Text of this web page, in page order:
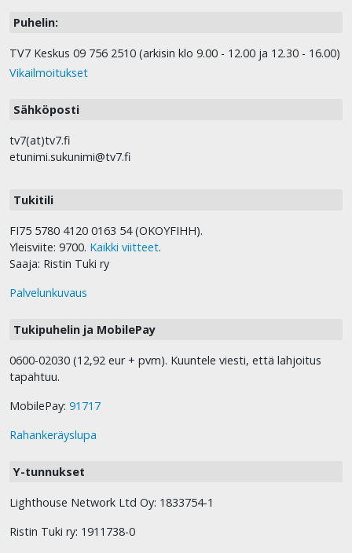
Puhelin:
TV7 Keskus 09 756 2510 (arkisin klo 9.00 - 12.00 ja 12.30 - 16.00)
Vikailmoitukset
Sähköposti
tv7(at)tv7.fi
etunimi.sukunimi@tv7.fi
Tukitili
FI75 5780 4120 0163 54 (OKOYFIHH).
Yleisviite: 9700. Kaikki viitteet.
Saaja: Ristin Tuki ry
Palvelunkuvaus
Tukipuhelin ja MobilePay
0600-02030 (12,92 eur + pvm). Kuuntele viesti, että lahjoitus
tapahtuu.
MobilePay: 91717
Rahankeräyslupa
Y-tunnukset
Lighthouse Network Ltd Oy: 1833754-1
Ristin Tuki ry: 1911738-0